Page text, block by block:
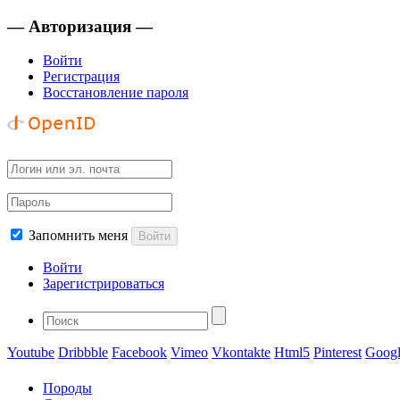
— Авторизация —
Войти
Регистрация
Восстановление пароля
Запомнить меня Войти
Войти
Зарегистрироваться
Youtube Dribbble Facebook Vimeo Vkontakte Html5 Pinterest
Породы